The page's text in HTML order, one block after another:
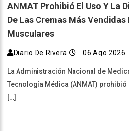
ANMAT Prohibió El Uso Y La
De Las Cremas Más
Musculares
Diario De Rivera 06 Ago 2026
La Administración Nacional de
Tecnología Médica (ANMAT)
[…]